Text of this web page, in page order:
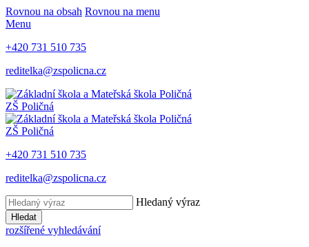
Rovnou na obsah Rovnou na menu
Menu
+420 731 510 735
reditelka@zspolicna.cz
ZŠ Poličná
ZŠ Poličná
+420 731 510 735
reditelka@zspolicna.cz
Hledaný výraz
Hledat
rozšířené vyhledávání